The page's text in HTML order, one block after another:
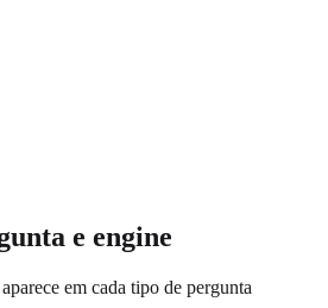
e engine
aparece em cada tipo de pergunta